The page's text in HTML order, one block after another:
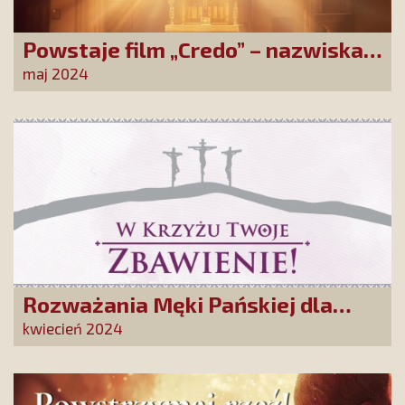
Powstaje film „Credo” – nazwiska
występujących robią wrażenie!
maj 2024
Rozważania Męki Pańskiej dla
naszych Przyjaciół
kwiecień 2024